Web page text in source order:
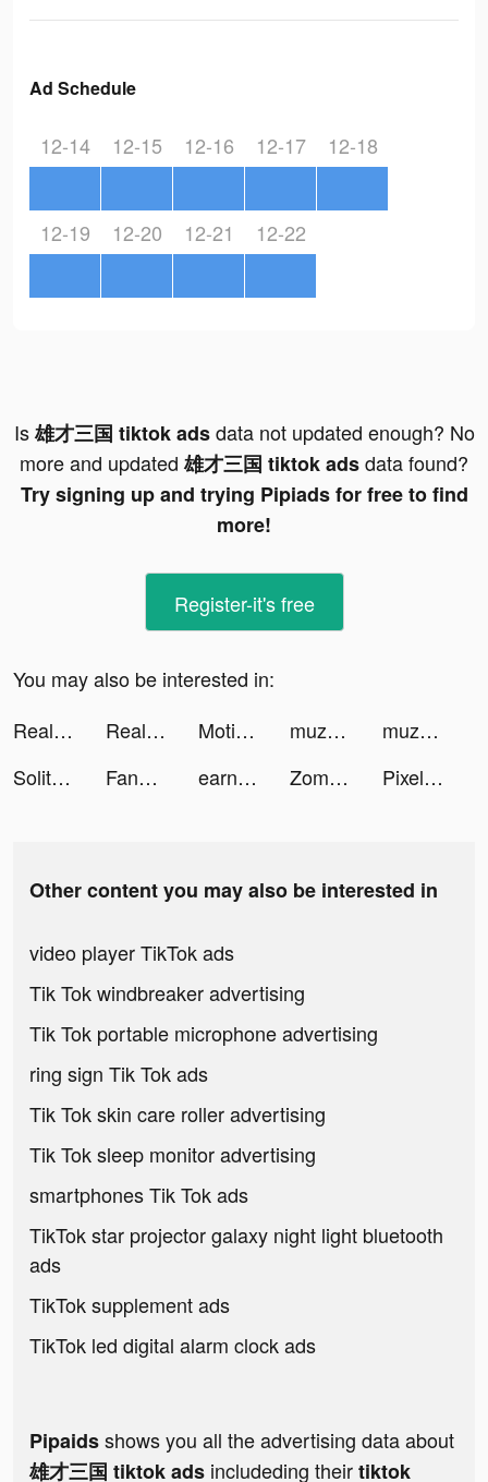
Ad Schedule
12-14 12-15 12-16 12-17 12-18
12-19 12-20 12-21 12-22
Is雄才三国 tiktok adsdata not updated enough? No
more and updated雄才三国 tiktok adsdata found?
Try signing up and trying Pipiads for free to find
more!
Register-it's free
You may also be interested in:
Real Drive 3D tiktok ads
Real Drive 3D tiktok ads Motionleap by Lightricks tiktok ads muzmatch: Arab & Muslim dating tiktok ads
muzmatch: Arab & Muslim dating tiktok ads
Solitaire Story - Ava's Manor tiktok ads
FanDuel - Daily Fantasy Sports tiktok ads earnr 👋 tiktok ads Zombie City Master - Zombie Game tiktok ads Pixel Money Challenge tiktok ads
Other content you may also be interested in
video player TikTok ads
Tik Tok windbreaker advertising
Tik Tok portable microphone advertising
ring sign Tik Tok ads
Tik Tok skin care roller advertising
Tik Tok sleep monitor advertising
smartphones Tik Tok ads
TikTok star projector galaxy night light bluetooth
ads
TikTok supplement ads
TikTok led digital alarm clock ads
Pipaidsshows you all the advertising data about
雄才三国 tiktok ads includeding theirtiktok